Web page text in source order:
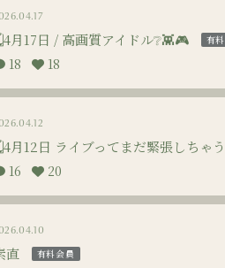
月17日 / 高画質アイドル❔👾🎮 有
18 18
月12日 ライブってまだ緊張しちゃ
16 20
直 有料会員